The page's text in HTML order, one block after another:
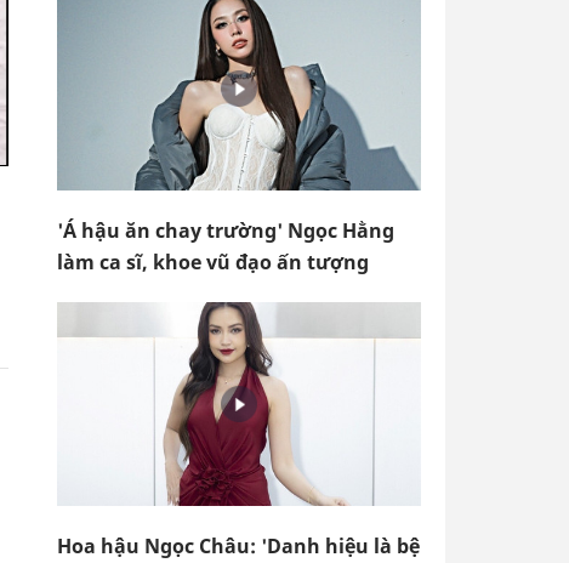
'Á hậu ăn chay trường' Ngọc Hằng
làm ca sĩ, khoe vũ đạo ấn tượng
Hoa hậu Ngọc Châu: 'Danh hiệu là bệ